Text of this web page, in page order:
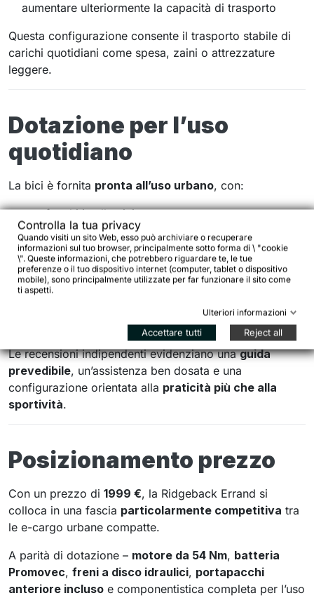
aumentare ulteriormente la capacità di trasporto
Questa configurazione consente il trasporto stabile di
carichi quotidiani come spesa, zaini o attrezzature
leggere.
Dotazione per l’uso
quotidiano
La bici è fornita pronta all’uso urbano, con:
parafanghi in alluminio
impianto luciAXAanteriore e posteriore
lucchetto AXAintegrato al telaio
freni a disco idraulici
microSHIFT a 8 velocità
Le recensioni indipendenti evidenziano unaguida
prevedibile, un’assistenza ben dosata e una
configurazione orientata alla praticità più che alla
sportività.
Posizionamento prezzo
Con un prezzo di 1999 €, la Ridgeback Errand si
colloca in una fascia particolarmente competitiva tra
le e-cargo urbane compatte.
A parità di dotazione – motore da 54 Nm, batteria
Promovec, freni a disco idraulici, portapacchi
anteriore incluso e componentistica completa per l’uso
Controlla la tua privacy
Quando visiti un sito Web, esso può archiviare o recuperare
informazioni sul tuo browser, principalmente sotto forma di \ "cookie
\". Queste informazioni, che potrebbero riguardare te, le tue
preferenze o il tuo dispositivo internet (computer, tablet o dispositivo
mobile), sono principalmente utilizzate per far funzionare il sito come
ti aspetti.
Ulteriori informazioni
Accettare tutti Reject all